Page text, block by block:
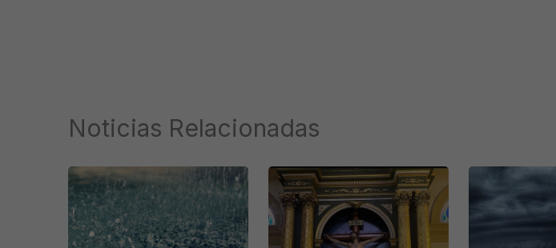
Noticias Relacionadas